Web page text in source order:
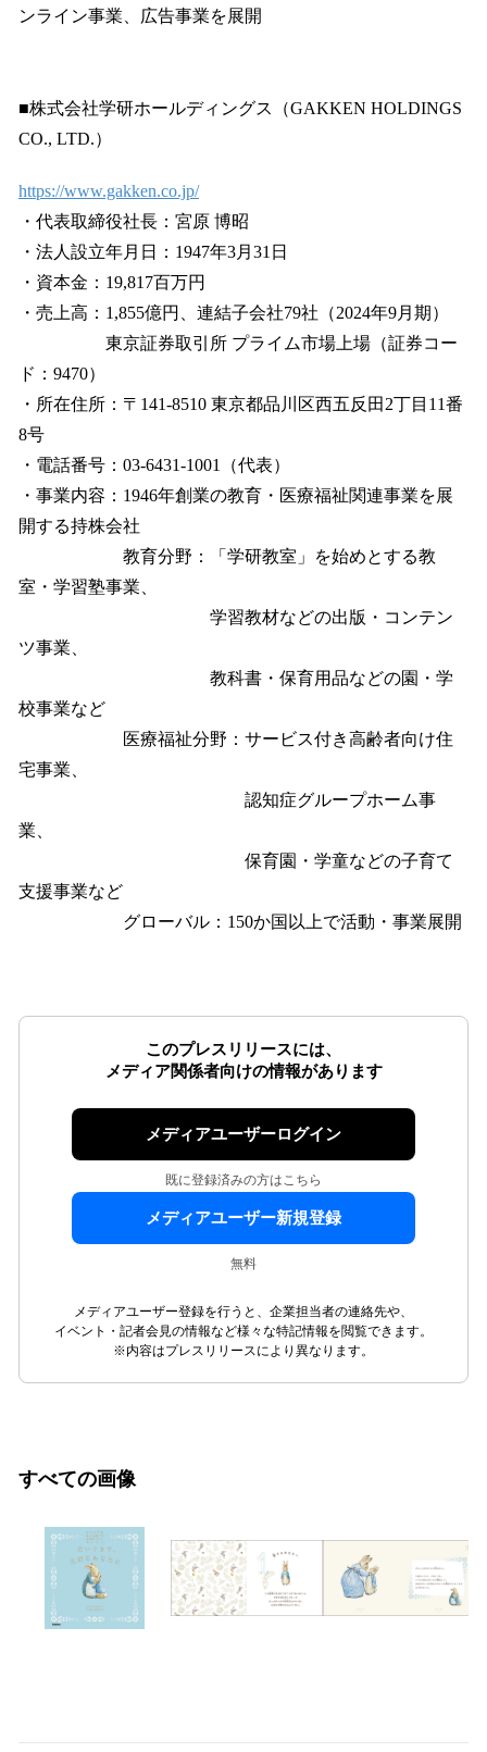
ンライン事業、広告事業を展開
■株式会社学研ホールディングス（GAKKEN HOLDINGS
CO., LTD.）
https://www.gakken.co.jp/
・代表取締役社長：宮原 博昭
・法人設立年月日：1947年3月31日
・資本金：19,817百万円
・売上高：1,855億円、連結子会社79社（2024年9月期）
東京証券取引所 プライム市場上場（証券コー
ド：9470）
・所在住所：〒141-8510 東京都品川区西五反田2丁目11番
8号
・電話番号：03-6431-1001（代表）
・事業内容：1946年創業の教育・医療福祉関連事業を展
開する持株会社
教育分野：「学研教室」を始めとする教
室・学習塾事業、
学習教材などの出版・コンテン
ツ事業、
教科書・保育用品などの園・学
校事業など
医療福祉分野：サービス付き高齢者向け住
宅事業、
認知症グループホーム事
業、
保育園・学童などの子育て
支援事業など
グローバル：150か国以上で活動・事業展開
このプレスリリースには、
メディア関係者向けの情報があります
メディアユーザーログイン
既に登録済みの方はこちら
メディアユーザー新規登録
無料
メディアユーザー登録を行うと、企業担当者の連絡先や、
イベント・記者会見の情報など様々な特記情報を閲覧できます。
※内容はプレスリリースにより異なります。
すべての画像